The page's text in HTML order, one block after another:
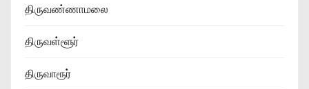
திருவண்ணாமலை
திருவள்ளூர்
திருவாரூர்